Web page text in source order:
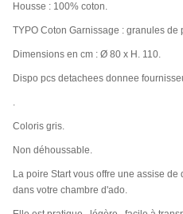
Housse : 100% coton.
TYPO Coton Garnissage : granules de
Dimensions en cm : Ø 80 x H. 110.
Dispo pcs detachees donnee
.
Coloris gris.
Non déhoussable.
La poire Start vous offre une assise
dans votre chambre d'ado.